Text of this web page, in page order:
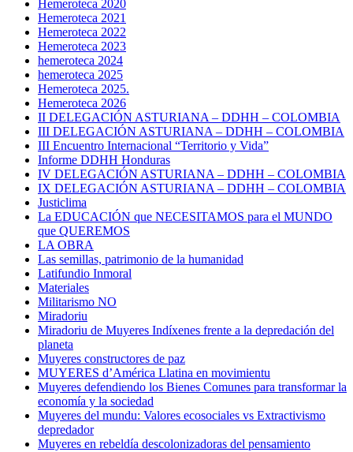
Hemeroteca 2020
Hemeroteca 2021
Hemeroteca 2022
Hemeroteca 2023
hemeroteca 2024
hemeroteca 2025
Hemeroteca 2025.
Hemeroteca 2026
II DELEGACIÓN ASTURIANA – DDHH – COLOMBIA
III DELEGACIÓN ASTURIANA – DDHH – COLOMBIA
III Encuentro Internacional “Territorio y Vida”
Informe DDHH Honduras
IV DELEGACIÓN ASTURIANA – DDHH – COLOMBIA
IX DELEGACIÓN ASTURIANA – DDHH – COLOMBIA
Justiclima
La EDUCACIÓN que NECESITAMOS para el MUNDO
que QUEREMOS
LA OBRA
Las semillas, patrimonio de la humanidad
Latifundio Inmoral
Materiales
Militarismo NO
Miradoriu
Miradoriu de Muyeres Indíxenes frente a la depredación del
planeta
Muyeres constructores de paz
MUYERES d’América Llatina en movimientu
Muyeres defendiendo los Bienes Comunes para transformar la
economía y la sociedad
Muyeres del mundu: Valores ecosociales vs Extractivismo
depredador
Muyeres en rebeldía descolonizadoras del pensamiento